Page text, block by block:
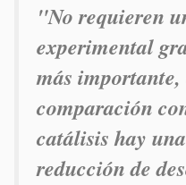
"No requieren
experimental
más importante,
comparación
catálisis hay
reducción de